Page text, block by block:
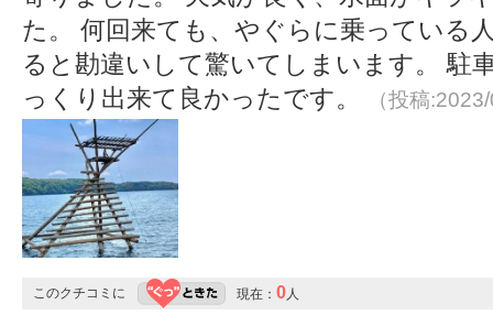
た。 何回来ても、やぐらに乗っている
ると勘違いして驚いてしまいます。 駐
っくり出来て良かったです。
（投稿
このクチコミに 現在： 0人